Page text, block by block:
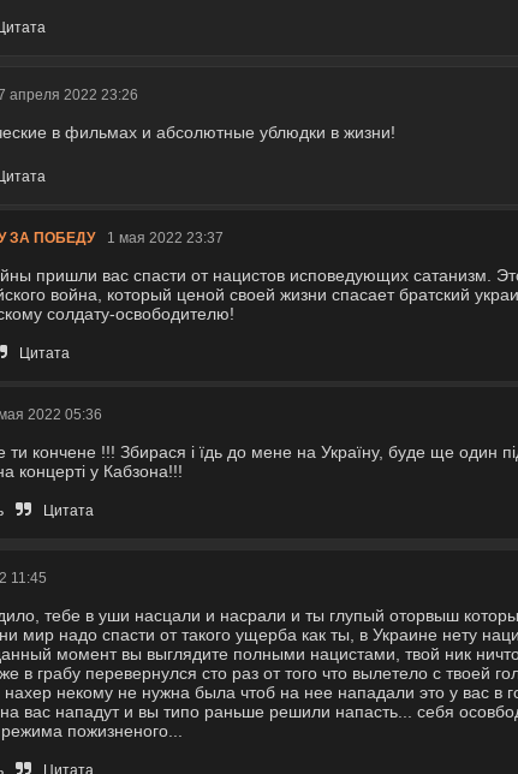
апреля 2022 23:26
в фильмах и абсолютные ублюдки в жизни!
ЗА ПОБЕДУ 1 мая 2022 23:37
пришли вас спасти от нацистов исповедующих сатанизм.
война, который ценой своей жизни спасает братский
солдату-освободителю!
Цитата
2022 05:36
кончене !!! Збирася і їдь до мене на Україну, буде ще один
концерті у Кабзона!!!
Цитата
11:45
тебе в уши насцали и насрали и ты глупый оторвыш
мир надо спасти от такого ущерба как ты, в Украине нету
момент вы выглядите полными нацистами, твой ник
в грабу перевернулся сто раз от того что вылетело с твоей
некому не нужна была чтоб на нее нападали это у вас в
вас нападут и вы типо раньше решили напасть... себя
режима пожизненого...